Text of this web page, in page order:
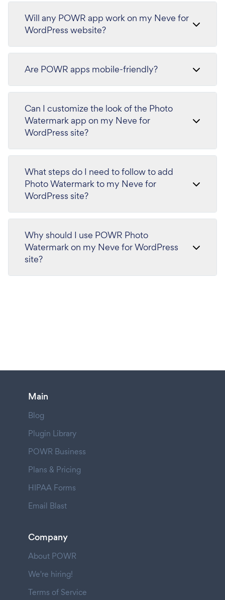
Will any POWR app work on my Neve for
WordPress website?
Are POWR apps mobile-friendly?
Can I customize the look of the Photo
Watermark app on my Neve for
WordPress site?
What steps do I need to follow to add
Photo Watermark to my Neve for
WordPress site?
Why should I use POWR Photo
Watermark on my Neve for WordPress
site?
Main
Blog
Plugin Library
POWR Business
Plans & Pricing
HIPAA Forms
Email Blast
Company
About POWR
We're hiring!
Terms of Service